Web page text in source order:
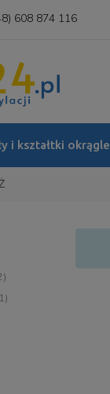
608 874 116
i kształtki okrągle